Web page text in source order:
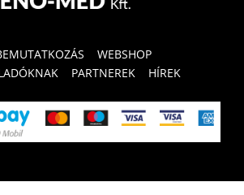
WEBSHOP
PARTNEREK HÍREK